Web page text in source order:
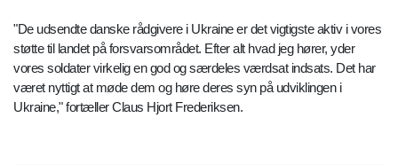
"De udsendte danske rådgivere i Ukraine er det vigtigste aktiv i vores
støtte til landet på forsvarsområdet. Efter alt hvad jeg hører, yder
vores soldater virkelig en god og særdeles værdsat indsats. Det har
været nyttigt at møde dem og høre deres syn på udviklingen i
Ukraine," fortæller Claus Hjort Frederiksen.